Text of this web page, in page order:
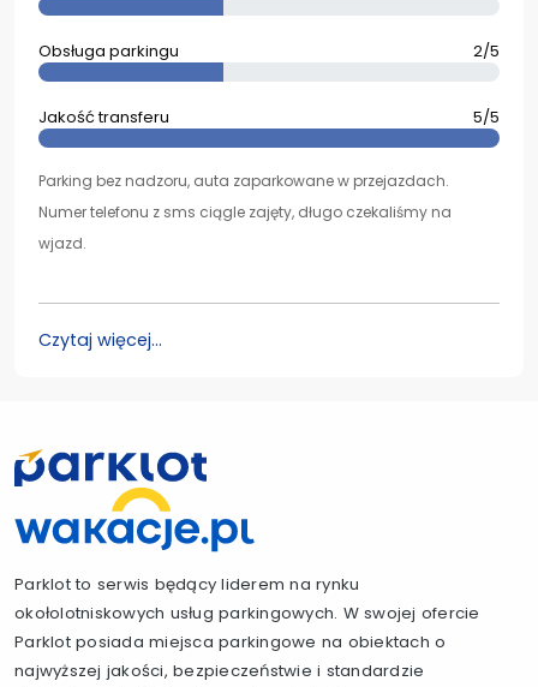
Obsługa parkingu 2/5
Jakość transferu 5/5
Parking bez nadzoru, auta zaparkowane w przejazdach.
Numer telefonu z sms ciągle zajęty, długo czekaliśmy na
wjazd.
Czytaj więcej...
Parklot to serwis będący liderem na rynku
okołolotniskowych usług parkingowych. W swojej ofercie
Parklot posiada miejsca parkingowe na obiektach o
najwyższej jakości, bezpieczeństwie i standardzie